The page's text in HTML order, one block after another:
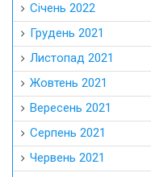
Січень 2022
Грудень 2021
Листопад 2021
Жовтень 2021
Вересень 2021
Серпень 2021
Червень 2021